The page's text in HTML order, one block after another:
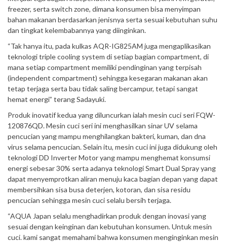
freezer, serta switch zone, dimana konsumen bisa menyimpan
bahan makanan berdasarkan jenisnya serta sesuai kebutuhan suhu
dan tingkat kelembabannya yang diinginkan.
“Tak hanya itu, pada kulkas AQR-IG825AM juga mengaplikasikan
teknologi triple cooling system di setiap bagian compartment, di
mana setiap compartment memiliki pendinginan yang terpisah
(independent compartment) sehingga kesegaran makanan akan
tetap terjaga serta bau tidak saling bercampur, tetapi sangat
hemat energi” terang Sadayuki.
Produk inovatif kedua yang diluncurkan ialah mesin cuci seri FQW-
120876QD. Mesin cuci seri ini menghasilkan sinar UV selama
pencucian yang mampu menghilangkan bakteri, kuman, dan dna
virus selama pencucian. Selain itu, mesin cuci ini juga didukung oleh
teknologi DD Inverter Motor yang mampu menghemat konsumsi
energi sebesar 30% serta adanya teknologi Smart Dual Spray yang
dapat menyemprotkan aliran menuju kaca bagian depan yang dapat
membersihkan sisa busa deterjen, kotoran, dan sisa residu
pencucian sehingga mesin cuci selalu bersih terjaga.
“AQUA Japan selalu menghadirkan produk dengan inovasi yang
sesuai dengan keinginan dan kebutuhan konsumen. Untuk mesin
cuci. kami sangat memahami bahwa konsumen menginginkan mesin